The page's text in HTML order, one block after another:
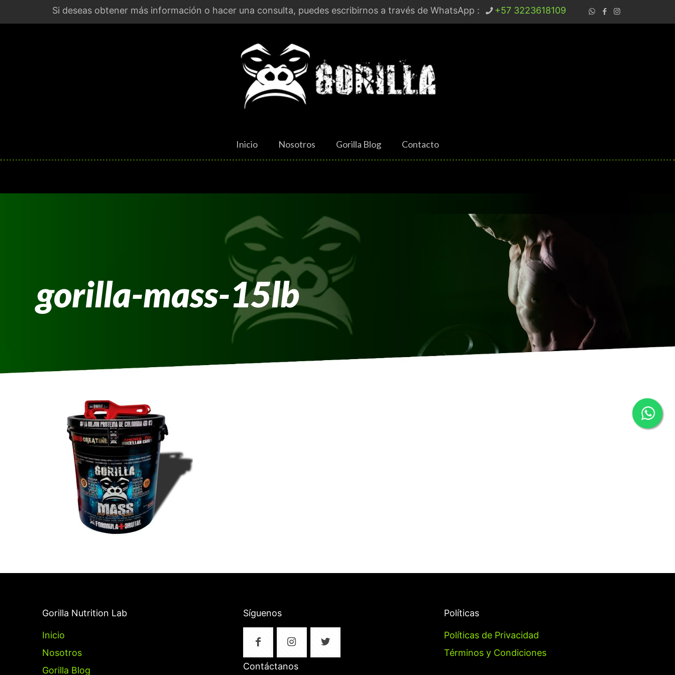
Si deseas obtener más información o hacer una consulta, puedes escribirnos a través de WhatsApp : +57 3223618109
Inicio Nosotros Gorilla Blog Contacto
gorilla-mass-15lb
Gorilla Nutrition Lab
Inicio
Nosotros
Gorilla Blog
Síguenos
Contáctanos
Políticas
Políticas de Privacidad
Términos y Condiciones